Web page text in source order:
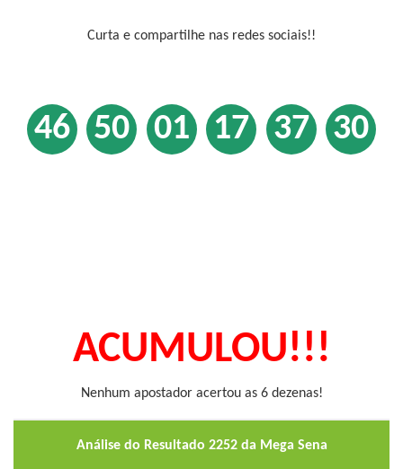
Curta e compartilhe nas redes sociais!!
46 50 01 17 37 30
ACUMULOU!!!
Nenhum apostador acertou as 6 dezenas!
Análise do Resultado 2252 da Mega Sena